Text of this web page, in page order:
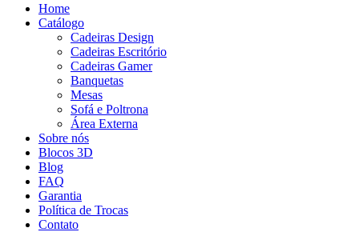
Home
Catálogo
Cadeiras Design
Cadeiras Escritório
Cadeiras Gamer
Banquetas
Mesas
Sofá e Poltrona
Área Externa
Sobre nós
Blocos 3D
Blog
FAQ
Garantia
Política de Trocas
Contato